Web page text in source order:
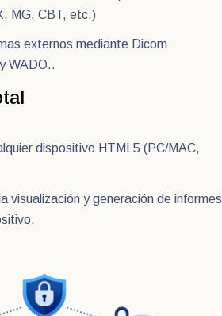
MG, CBT, etc.)
externos mediante Dicom
WADO..
dispositivo HTML5 (PC/MAC,
visualización y generación de informes